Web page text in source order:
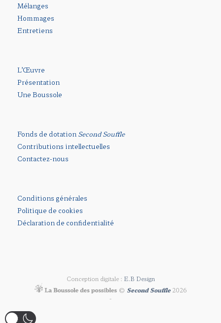
Mélanges
Hommages
Entretiens
L’Œuvre
Présentation
Une Boussole
Fonds de dotationSecond Souffle
Contributions intellectuelles
Contactez-nous
Conditions générales
Politique de cookies
Déclaration de confidentialité
Conception digitale : E.B Design
© Second Souffle2026